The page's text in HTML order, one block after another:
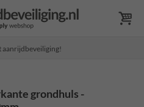
aanrijdbeveiliging!
grondhuls -